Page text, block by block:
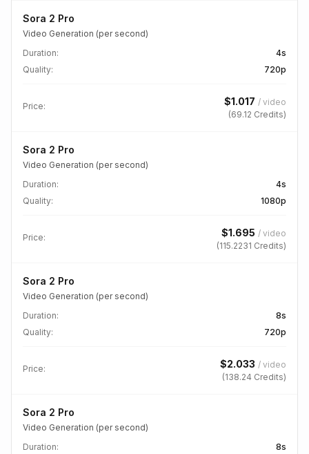
Sora 2 Pro
Video Generation (per second)
Duration:
4s
Quality: 720p
Price: $1.017 / video
(69.12 Credits)
Sora 2 Pro
Video Generation (per second)
Duration:
4s
Quality: 1080p
Price: $1.695 / video
(115.2231 Credits)
Sora 2 Pro
Video Generation (per second)
Duration:
8s
Quality: 720p
Price: $2.033 / video
(138.24 Credits)
Sora 2 Pro
Video Generation (per second)
Duration: 8s